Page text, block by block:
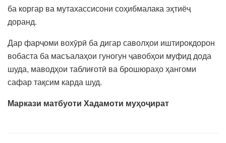
ба коргар ва мутахассисони соҳибмалака эҳтиёҷ
доранд.
Дар фарҷоми вохӯрӣ ба дигар саволҳои иштирокдорон
вобаста ба масъалаҳои гуногун ҷавобҳои муфид дода
шуда, маводҳои таблиғотӣ ва брошюраҳо ҳангоми
сафар тақсим карда шуд.
Маркази матбуоти Хадамоти муҳоҷират